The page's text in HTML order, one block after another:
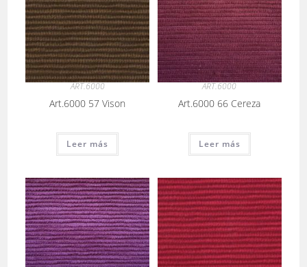
ART.6000
Art.6000 57 Vison
Leer más
ART.6000
Art.6000 66 Cereza
Leer más